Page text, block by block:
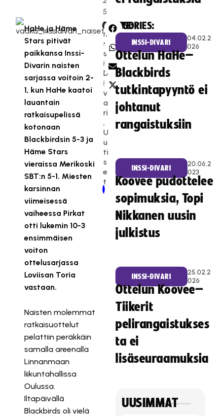
5
HaHe ja Häme
Stars pitivät
paikkansa Inssi-
Divarin naisten
sarjassa voitoin 2-
1, kun HaHe kaatoi
lauantain
ratkaisupelissä
kotonaan
Blackbirdsin 5-3 ja
Häme Stars
vieraissa Merikoski
SBT:n 5-1. Miesten
karsinnan
viimeisessä
vaiheessa Pirkat
otti lukemin 10-3
ensimmäisen
voiton
ottelusarjassa
Loviisan Toria
vastaan.
Naisten molemmat
ratkaisuottelut
pelattiin peräkkäin
samalla areenalla
Linnanmaan
liikuntahallissa
Oulussa.
Iltapäivällä
Blackbirds oli vielä
CATEGORIES:
I
n
s
s
i-
D
i
v
a
ri
,
U
u
ti
s
e
t
SHARE:
Newer Post
INSSI-DIVARI
04.02.2
026
Ottelun HaHe–
Blackbirds
tutkintapyyntö ei
johtanut
rangaistuksiin
INSSI-DIVARI
20.06.2
023
Koovee pudottelee
sopimuksia, Topi
Nikkanen uusin
julkistus
INSSI-DIVARI
25.02.2
026
Ottelun Koovee–
Tiikerit
pelirangaistukses
ta ei
lisäseuraamuksia
UUSIMMAT